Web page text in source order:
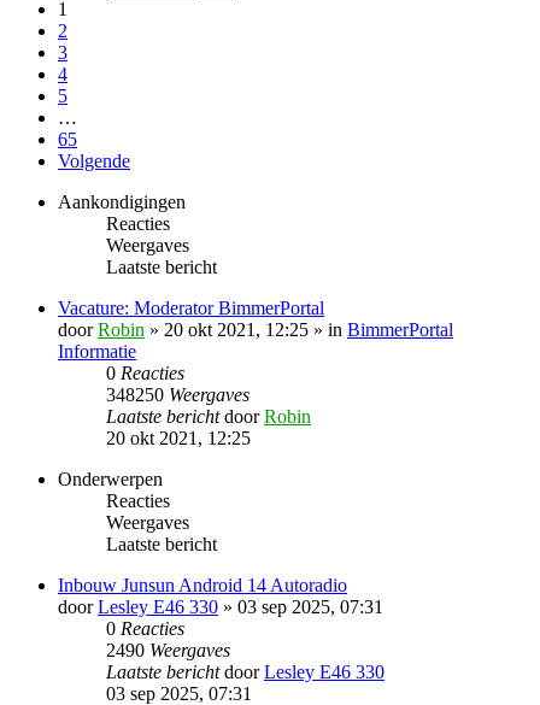
1
2
3
4
5
…
65
Volgende
Aankondigingen
Reacties
Weergaves
Laatste bericht
Vacature: Moderator BimmerPortal
doorRobin » 20 okt 2021, 12:25 » in BimmerPortal
Informatie
0 Reacties
348250 Weergaves
Laatste berichtdoorRobin
20 okt 2021, 12:25
Onderwerpen
Reacties
Weergaves
Laatste bericht
Inbouw Junsun Android 14 Autoradio
doorLesley E46 330 » 03 sep 2025, 07:31
0 Reacties
2490 Weergaves
Laatste berichtdoorLesley E46 330
03 sep 2025, 07:31